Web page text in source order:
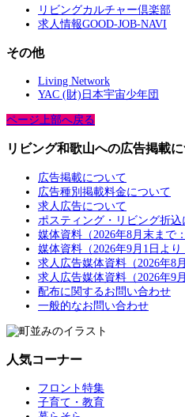
リビングカルチャー倶楽部
求人情報GOOD-JOB-NAVI
その他
Living Network
YAC (財)日本宇宙少年団
ページ上部へ戻る
リビング和歌山への広告掲載
広告掲載について
広告種別掲載料金について
求人広告について
ポスティング・リビング折込
媒体資料（2026年8月末まで：
媒体資料（2026年9月1日より
求人広告媒体資料（2026年8
求人広告媒体資料（2026年9
配布に関するお問い合わせ
一般的なお問い合わせ
人気コーナー
フロント特集
子育て・教育